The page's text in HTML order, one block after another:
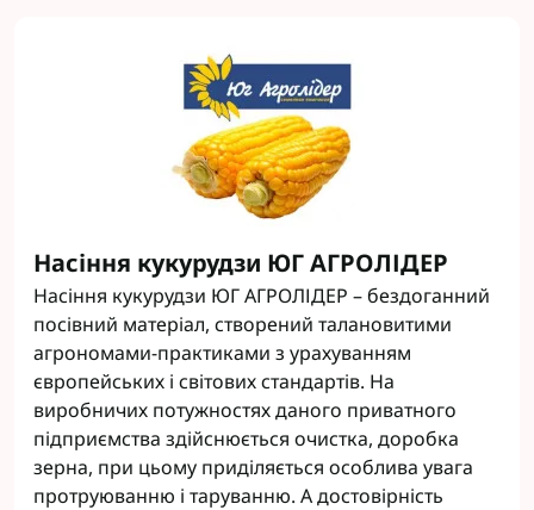
Насіння кукурудзи ЮГ АГРОЛІДЕР
Насіння кукурудзи ЮГ АГРОЛІДЕР – бездоганний
посівний матеріал, створений талановитими
агрономами-практиками з урахуванням
європейських і світових стандартів. На
виробничих потужностях даного приватного
підприємства здійснюється очистка, доробка
зерна, при цьому приділяється особлива увага
протруюванню і таруванню. А достовірність